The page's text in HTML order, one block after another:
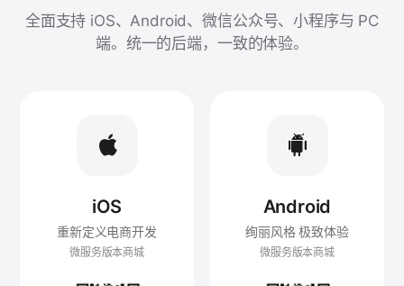
全面支持 iOS、Android、微信公众号、小程序与 PC
端。统一的后端，一致的体验。
iOS
重新定义电商开发
微服务版本商城
Android
绚丽风格 极致体验
微服务版本商城